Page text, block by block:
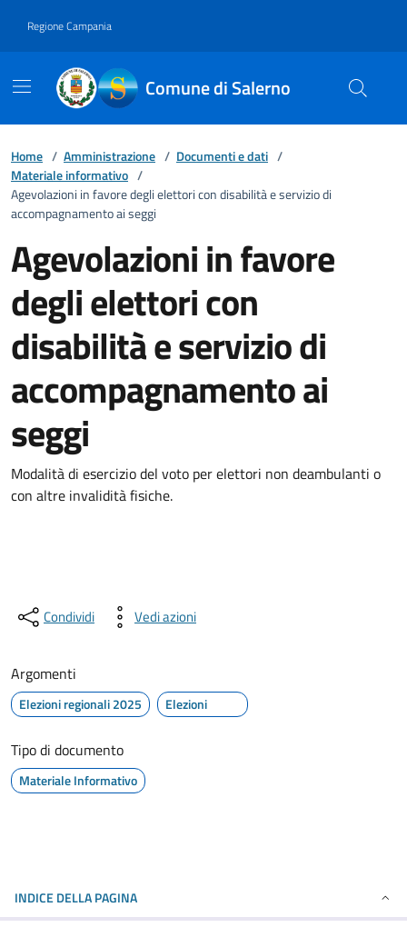
Regione Campania
Comune di Salerno
Home / Amministrazione / Documenti e dati /
Materiale informativo /
Agevolazioni in favore degli elettori con disabilità e servizio di
accompagnamento ai seggi
Agevolazioni in favore
degli elettori con
disabilità e servizio di
accompagnamento ai
seggi
Modalità di esercizio del voto per elettori non deambulanti o
con altre invalidità fisiche.
Condividi Vedi azioni
Argomenti
Elezioni regionali 2025 Elezioni
Tipo di documento
Materiale Informativo
INDICE DELLA PAGINA